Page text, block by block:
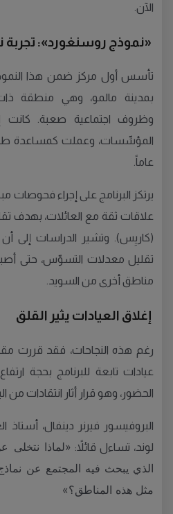
الآن.
«نموذج روسنغورد»: تجربة
تأسس أول مركز ضمن هذا
بمدينة مالمو، وهي منطقة
وظروف اجتماعية صعبة. كانت
عاماً.
يرتكز البرنامج على إجراء فحوصات
علاقات ثقة مع العائلات،
(كاريِس). وتشير الدراسات إلى
تقليل معدلات التسوّس، حتى
مناطق أخرى من السويد.
إغلاق العيادات يثير القلق
رغم هذه النجاحات، فقد قررت
عيادات تابعة للبرنامج بحجة
الحضور، وهو قرار أثار انتقادات من
البروفيسور فيرنر دينفال،
لوند، تساءل قائلاً: «لماذا نتخلى
الذي يبحث فيه المجتمع عن
مثل هذه المناطق؟»